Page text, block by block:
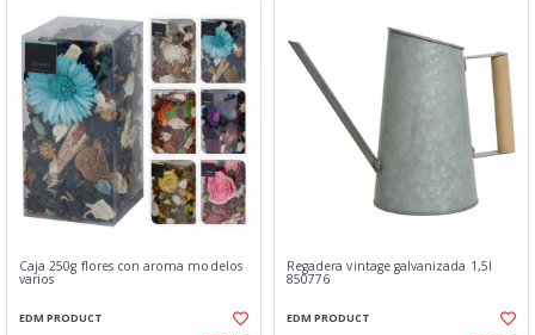
Caja 250g flores con aroma modelos
varios
EDM PRODUCT
Regadera vintage galvanizada 1,5l
850776
EDM PRODUCT